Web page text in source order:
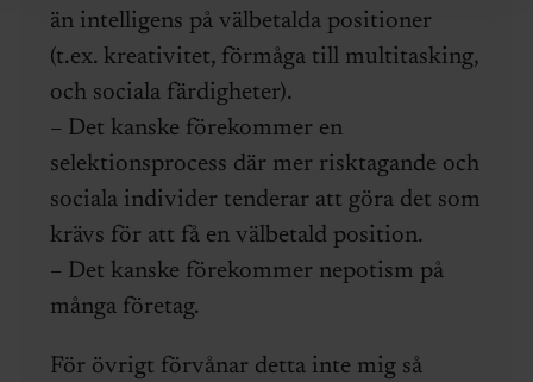
än intelligens på välbetalda positioner
(t.ex. kreativitet, förmåga till multitasking,
och sociala färdigheter).
– Det kanske förekommer en
selektionsprocess där mer risktagande och
sociala individer tenderar att göra det som
krävs för att få en välbetald position.
– Det kanske förekommer nepotism på
många företag.
För övrigt förvånar detta inte mig så